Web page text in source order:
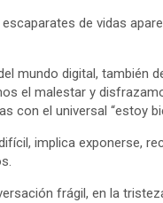
de vidas
mundo digital, también
el malestar y
con el universal “estoy
implica exponerse,
frágil, en la